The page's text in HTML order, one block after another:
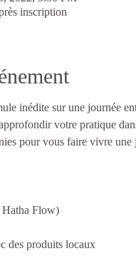
inscription
inédite sur une journée
votre pratique
pour vous faire vivre une
Hatha Flow)
des produits locaux